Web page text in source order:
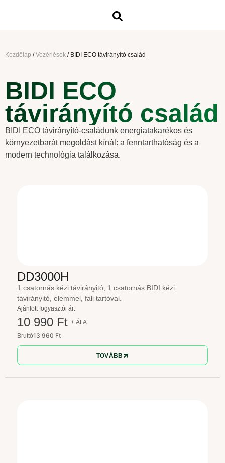
Kezdőlap /Vezérlések / BIDI ECO távirányító család
BIDI ECO
távirányító család
BIDI ECO távirányító-családunk energiatakarékos és
környezetbarát megoldást kínál: a fenntarthatóság és a
modern technológia találkozása.
DD3000H
1 csatornás kézi távirányitó, 1 csatornás BIDI kézi
távirányitó, elemmel, fali tartóval.
Ajánlott fogyasztói ár:
10 990 Ft + ÁFA
Bruttó13 960 Ft
TOVÁBB